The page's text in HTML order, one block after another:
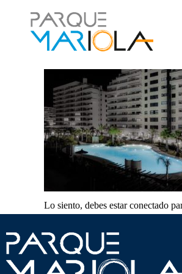
Lo siento, debes estarconectado